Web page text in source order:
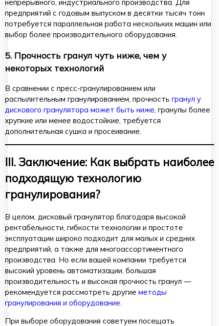
непрерывного, индустриального производства. Для
предприятий с годовым выпуском в десятки тысяч тонн
потребуется параллельная работа нескольких машин или
выбор более производительного оборудования.
5. Прочность гранул чуть ниже, чем у
некоторых технологий
В сравнении с пресс-гранулированием или
распылительным гранулированием, прочность гранул у
дискового гранулятора может быть ниже , гранулы более
хрупкие или менее водостойкие, требуется
дополнительная сушка и просеивание.
III. Заключение: Как выбрать наиболее
подходящую технологию
гранулирования?
В целом, дисковый гранулятор благодаря высокой
рентабельности, гибкости технологии и простоте
эксплуатации широко подходит для малых и средних
предприятий, а также для многоассортиментного
производства. Но если вашей компании требуется
высокий уровень автоматизации, большая
производительность и высокая прочность гранул —
рекомендуется рассмотреть другие методы
гранулирования и оборудование.
При выборе оборудования советуем посещать